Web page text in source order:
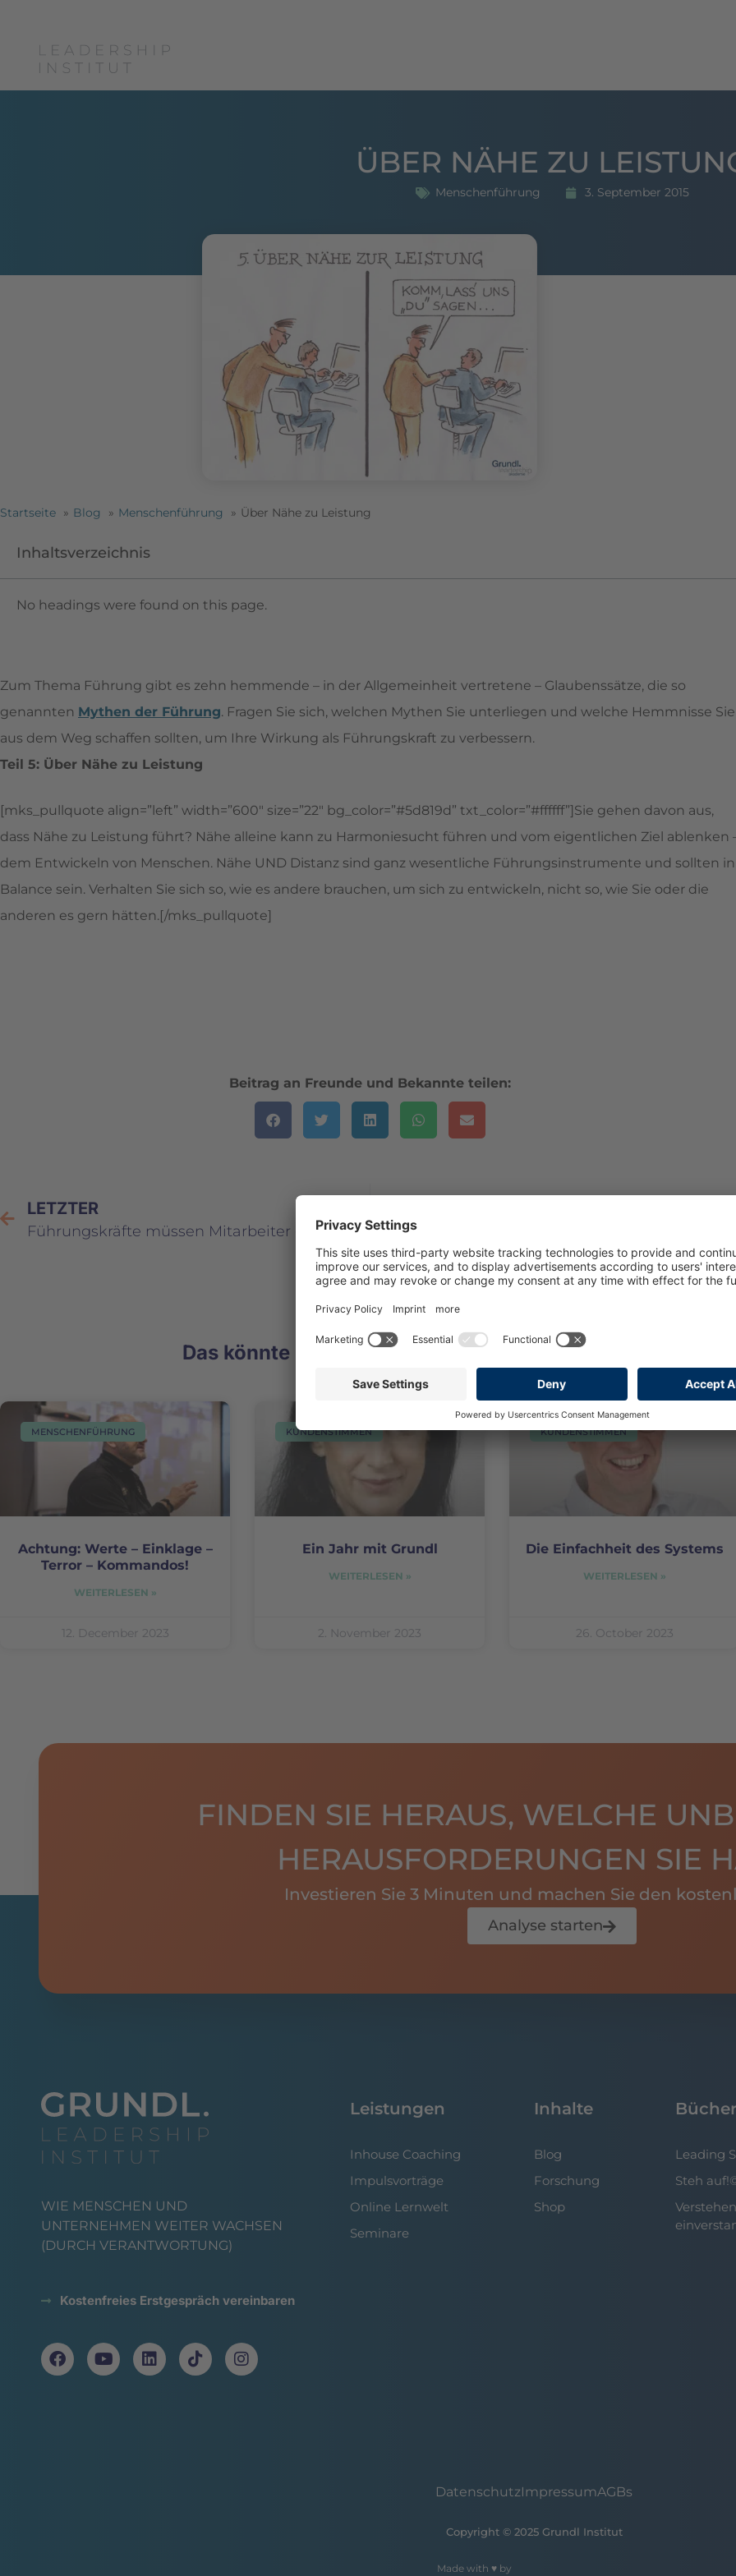
ÜBER NÄHE ZU
Menschenführung 3. September 2015
Startseite Blog Menschenführung Über Nähe zu Leistung
Inhaltsverzeichnis
No headings were found on this page.
Zum Thema Führung gibt es zehn hemmende – in der Allgemeinheit vertretene – Glaubenssätze, die so
genannten Mythen der Führung. Fragen Sie sich, welchen Mythen Sie unterliegen und welche Hemmnisse Sie
aus dem Weg schaffen sollten, um Ihre Wirkung als Führungskraft zu verbessern.
Teil 5: Über Nähe zu Leistung
[mks_pullquote align=”left” width=”600″ size=”22″ bg_color=”#5d819d” txt_color=”#ffffff”]Sie gehen davon aus,
dass Nähe zu Leistung führt? Nähe alleine kann zu Harmoniesucht führen und vom eigentlichen Ziel ablenken
dem Entwickeln von Menschen. Nähe UND Distanz sind ganz wesentliche Führungsinstrumente und sollten in
Balance sein. Verhalten Sie sich so, wie es andere brauchen, um sich zu entwickeln, nicht so, wie Sie oder die
anderen es gern hätten.[/mks_pullquote]
Beitrag an Freunde und Bekannte teilen:
LETZTER
Führungskräfte müssen Mitarbeiter glücklich machen
Das könnte Sie ebenfalls interessieren:
MENSCHENFÜHRUNG
Achtung: Werte – Einklage –
Terror – Kommandos!
WEITERLESEN »
12. December 2023
KUNDENSTIMMEN
Ein Jahr mit Grundl
WEITERLESEN »
2. November 2023
KUNDENSTIMMEN
Die Einfachheit des Systems
WEITERLESEN »
26. October 2023
FINDEN SIE HERAUS, WELCHE
HERAUSFORDERUNGEN SIE
Investieren Sie 3 Minuten und machen Sie den
Analyse starten
WIE MENSCHEN UND
UNTERNEHMEN WEITER WACHSEN
(DURCH VERANTWORTUNG)
Kostenfreies Erstgespräch vereinbaren
Leistungen
Inhouse Coaching
Impulsvorträge
Online Lernwelt
Seminare
Inhalte
Blog
Forschung
Shop
Bücher
Leading
Steh
DatenschutzImpressumAGBs
Copyright © 2025 Grundl Institut
Made with ♥ by